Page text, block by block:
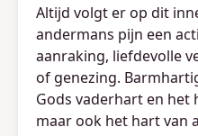
Altijd volgt er op dit
andermans pijn een
aanraking, liefdevolle
of genezing.
Gods vaderhart en het
maar ook het hart van